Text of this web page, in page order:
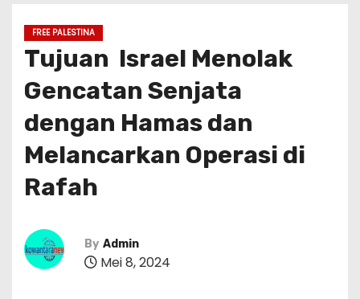
FREE PALESTINA
Tujuan Israel Menolak
Gencatan Senjata
dengan Hamas dan
Melancarkan Operasi di
Rafah
By Admin
Mei 8, 2024